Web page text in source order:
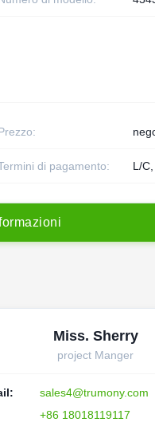
di pagamento: L/
ormazioni
Miss. Sherry
project Manger
sales4@trumony.com
+86 18018119117